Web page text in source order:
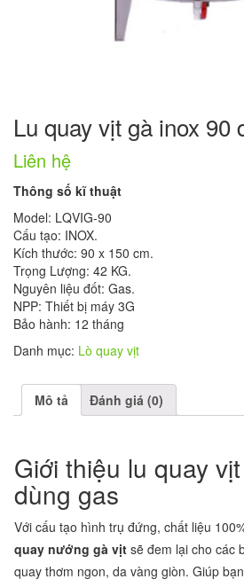
Lu quay vịt gà inox 90
Liên hệ
Thông số kĩ thuật
Model: LQVIG-90
Cấu tạo: INOX.
Kích thước: 90 x 150 cm.
Trọng Lượng: 42 KG.
Nguyên liệu đốt: Gas.
NPP: Thiết bị máy 3G
Bảo hành: 12 tháng
Danh mục: Lò quay vịt
Mô tả Đánh giá (0)
Giới thiệu lu quay
dùng gas
Với cấu tạo hình trụ đứng, chất liệu
quay nướng gà vịt sẽ đem lại cho các
quay thơm ngon, da vàng giòn. Giúp